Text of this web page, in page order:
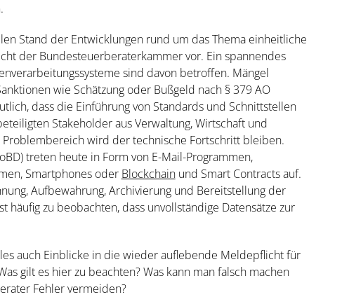
Stand der Entwicklungen rund um das Thema einheitliche
der Bundesteuerberaterkammer vor. Ein spannendes
sind davon betroffen. Mängel
wie Schätzung oder Bußgeld nach § 379 AO
dass die Einführung von Standards und Schnittstellen
Stakeholder aus Verwaltung, Wirtschaft und
wird der technische Fortschritt bleiben.
treten heute in Form von E-Mail-Programmen,
Smartphones oder Blockchainund Smart Contracts auf.
Aufbewahrung, Archivierung und Bereitstellung der
häufig zu beobachten, dass unvollständige Datensätze zur
auch Einblicke in die wieder auflebende Meldepflicht für
gilt es hier zu beachten? Was kann man falsch machen
Fehler vermeiden?